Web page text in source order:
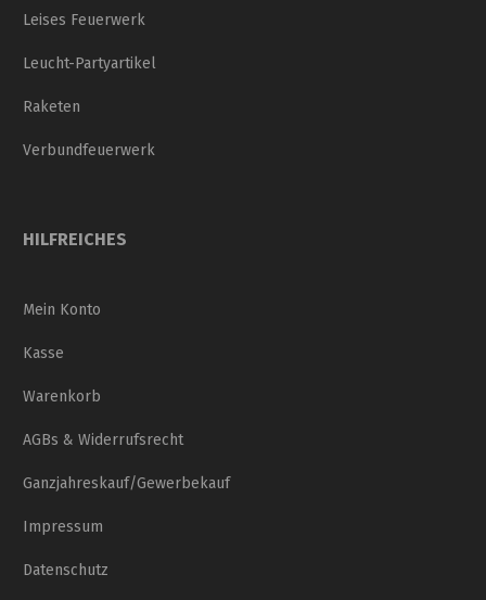
Leises Feuerwerk
Leucht-Partyartikel
Raketen
Verbundfeuerwerk
HILFREICHES
Mein Konto
Kasse
Warenkorb
AGBs & Widerrufsrecht
Ganzjahreskauf/Gewerbekauf
Impressum
Datenschutz